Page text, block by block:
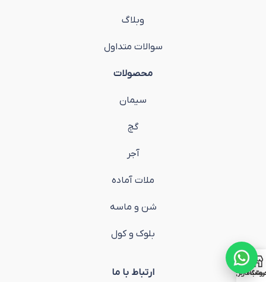
وبلاگ
سوالات متداول
محصولات
سیمان
گچ
آجر
ملات آماده
شن و ماسه
بلوک و کول
ارتباط با ما کاربری من